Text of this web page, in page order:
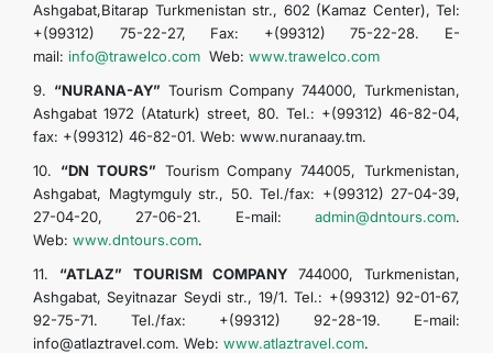
Ashgabat,Bitarap Turkmenistan str., 602 (Kamaz Center), Tel:
+(99312) 75-22-27, Fax: +(99312) 75-22-28. E-
mail: info@trawelco.com Web: www.trawelco.com
9. “NURANA-AY” Tourism Company 744000, Turkmenistan,
Ashgabat 1972 (Ataturk) street, 80. Tel.: +(99312) 46-82-04,
fax: +(99312) 46-82-01. Web: www.nuranaay.tm.
10. “DN TOURS” Tourism Company 744005, Turkmenistan,
Ashgabat, Magtymguly str., 50. Tel./fax: +(99312) 27-04-39,
27-04-20, 27-06-21. E-mail: admin@dntours.com.
Web: www.dntours.com.
11. “ATLAZ” TOURISM COMPANY 744000, Turkmenistan,
Ashgabat, Seyitnazar Seydi str., 19/1. Tel.: +(99312) 92-01-67,
92-75-71. Tel./fax: +(99312) 92-28-19. E-mail:
info@atlaztravel.com. Web: www.atlaztravel.com.